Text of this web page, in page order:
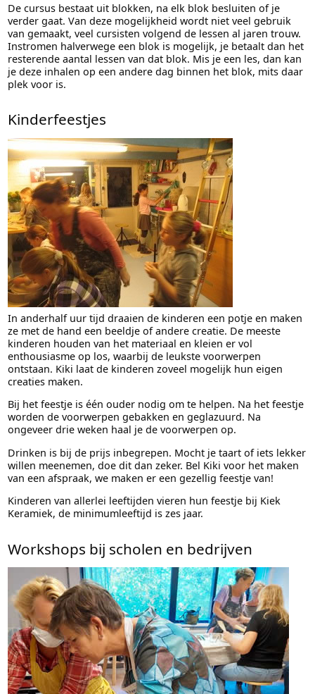
De cursus bestaat uit blokken, na elk blok besluiten of je
verder gaat. Van deze mogelijkheid wordt niet veel gebruik
van gemaakt, veel cursisten volgend de lessen al jaren trouw.
Instromen halverwege een blok is mogelijk, je betaalt dan het
resterende aantal lessen van dat blok. Mis je een les, dan kan
je deze inhalen op een andere dag binnen het blok, mits daar
plek voor is.
Kinderfeestjes
In anderhalf uur tijd draaien de kinderen een potje en maken
ze met de hand een beeldje of andere creatie. De meeste
kinderen houden van het materiaal en kleien er vol
enthousiasme op los, waarbij de leukste voorwerpen
ontstaan. Kiki laat de kinderen zoveel mogelijk hun eigen
creaties maken.
Bij het feestje is één ouder nodig om te helpen. Na het feestje
worden de voorwerpen gebakken en geglazuurd. Na
ongeveer drie weken haal je de voorwerpen op.
Drinken is bij de prijs inbegrepen. Mocht je taart of iets lekker
willen meenemen, doe dit dan zeker. Bel Kiki voor het maken
van een afspraak, we maken er een gezellig feestje van!
Kinderen van allerlei leeftijden vieren hun feestje bij Kiek
Keramiek, de minimumleeftijd is zes jaar.
Workshops bij scholen en bedrijven